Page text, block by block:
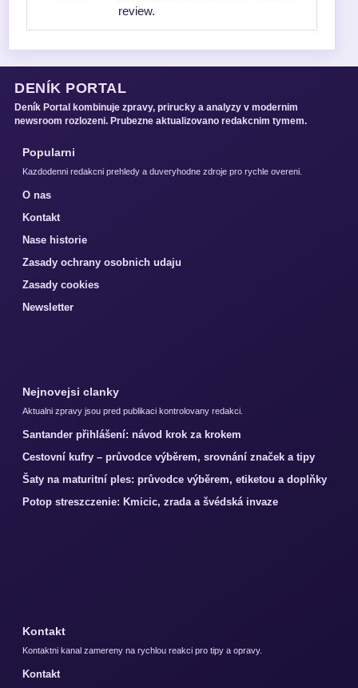
review.
DENÍK PORTAL
Deník Portal kombinuje zpravy, prirucky a analyzy v modernim
newsroom rozlozeni. Prubezne aktualizovano redakcnim tymem.
Popularni
Kazdodenni redakcni prehledy a duveryhodne zdroje pro rychle overeni.
O nas
Kontakt
Nase historie
Zasady ochrany osobnich udaju
Zasady cookies
Newsletter
Nejnovejsi clanky
Aktualni zpravy jsou pred publikaci kontrolovany redakci.
Santander přihlášení: návod krok za krokem
Cestovní kufry – průvodce výběrem, srovnání značek a tipy
Šaty na maturitní ples: průvodce výběrem, etiketou a doplňky
Potop streszczenie: Kmicic, zrada a švédská invaze
Kontakt
Kontaktni kanal zamereny na rychlou reakci pro tipy a opravy.
Kontakt